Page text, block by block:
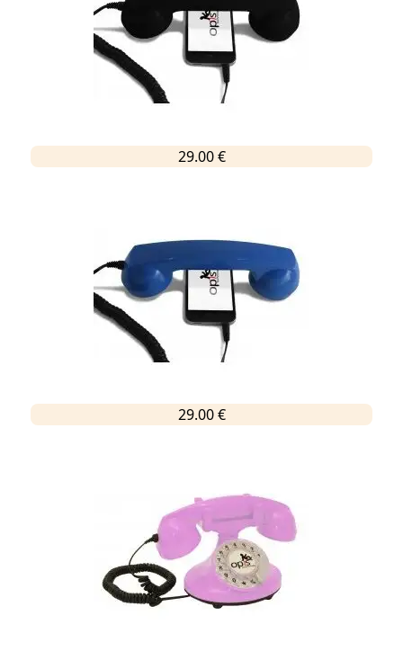
29.00 €
29.00 €